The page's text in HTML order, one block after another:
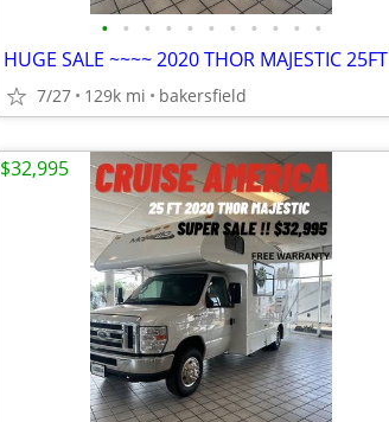
• • • • • • • • • • •
HUGE SALE ~~~~ 2020 THOR MAJESTIC 25FT
7/27 129k mi bakersfield
$32,995